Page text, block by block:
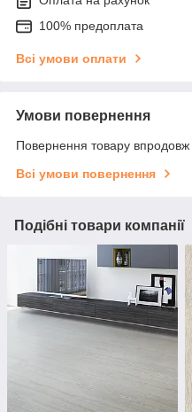
100% предоплата
Всі умови оплати
Умови повернення
Повернення товару впродовж
Всі умови повернення
Подібні товари компанії